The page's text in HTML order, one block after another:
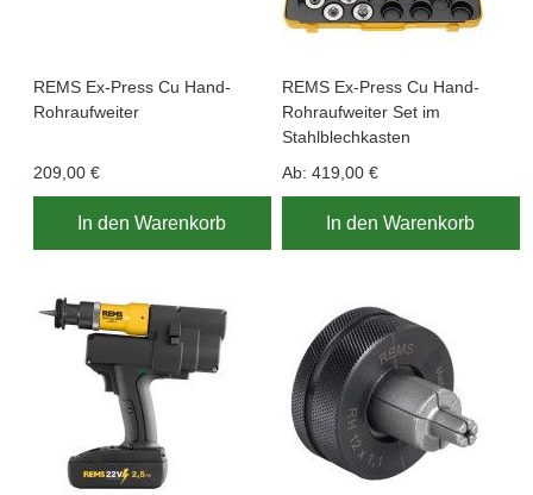
REMS Ex-Press Cu Hand-
Rohraufweiter
209,00 €
In den Warenkorb
REMS Ex-Press Cu Hand-
Rohraufweiter Set im
Stahlblechkasten
Ab: 419,00 €
In den Warenkorb